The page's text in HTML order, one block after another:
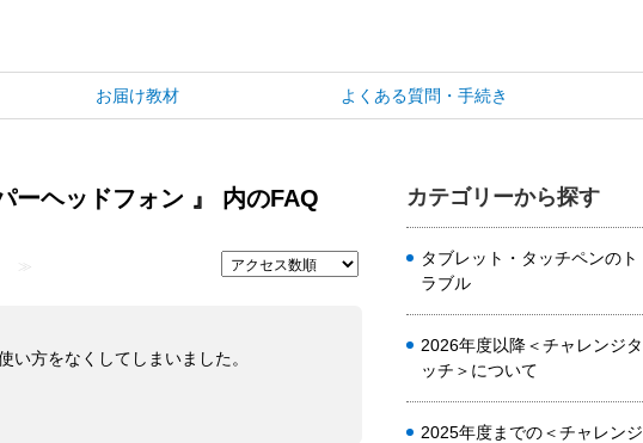
お届け教材 よくある質問・手続き
カテゴリーから探す
タブレット・タッチペンのト
ラブル
2026年度以降＜チャレンジタ
ッチ＞について
2025年度までの＜チャレンジ
ーヘッドフォン 』 内のFAQ
≫
い方をなくしてしまいました。